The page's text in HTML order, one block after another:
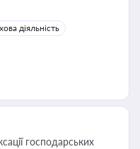
діяльність
господарських